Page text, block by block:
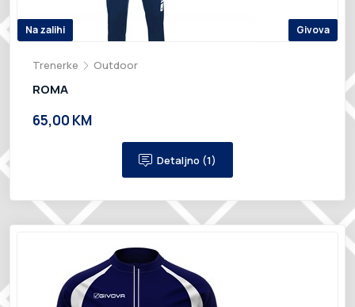
Na zalihi Givova
Trenerke Outdoor
ROMA
65,00 KM
Detaljno (1)